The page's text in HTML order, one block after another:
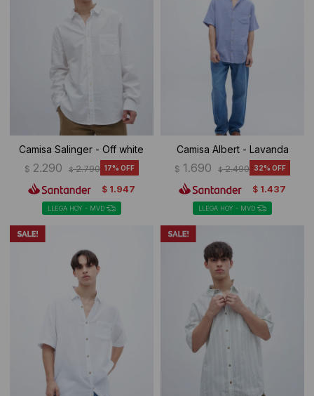
Camisa Salinger - Off white
$ 2.290 $ 2.790 17
$ 1.947
LLEGA HOY - MVD
Camisa Albert - Lavanda
$ 1.690 $ 2.490 32
$ 1.437
LLEGA HOY - MVD